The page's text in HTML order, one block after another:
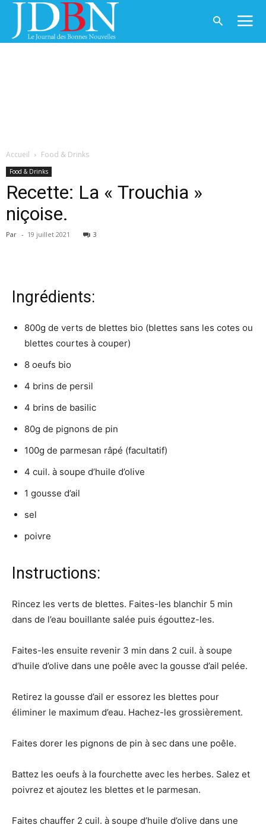
Accueil Food & Drinks
Food & Drinks
Recette: La « Trouchia »
niçoise.
Par - 19 juillet 2021 3
Ingrédients:
800g de verts de blettes bio (blettes sans les cotes ou
blettes courtes à couper)
8 oeufs bio
4 brins de persil
4 brins de basilic
80g de pignons de pin
100g de parmesan râpé (facultatif)
4 cuil. à soupe d’huile d’olive
1 gousse d’ail
sel
poivre
Instructions:
Rincez les verts de blettes. Faites-les blanchir 5 min
dans de l’eau bouillante salée puis égouttez-les.
Faites-les ensuite revenir 3 min dans 2 cuil. à soupe
d’huile d’olive dans une poêle avec la gousse d’ail pelée.
Retirez la gousse d’ail er essorez les blettes pour
éliminer le maximum d’eau. Hachez-les grossièrement.
Faites dorer les pignons de pin à sec dans une poêle.
Battez les oeufs à la fourchette avec les herbes. Salez et
poivrez et ajoutez les blettes et le parmesan.
Faites chauffer 2 cuil. à soupe d’huile d’olive dans une